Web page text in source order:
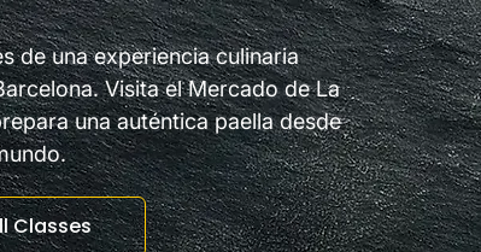
de una experiencia culinaria
Visita el Mercado de La
una auténtica paella desde
Classes